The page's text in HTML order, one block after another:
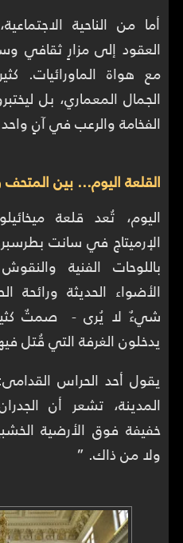
أما من الناحية
العقود إلى مزارٍ ثقافي
مع هواة الماورائيات.
الجمال المعماري، بل
الفخامة والرعب في آنٍ
القلعة اليوم… بين
اليوم، تُعد قلعة
الإرميتاج في سانت
باللوحات الفنية
الأضواء الحديثة ورائحة
شيءٌ لا يُرى - صمتٌ
يدخلون الغرفة التي قُتل
يقول أحد الحراس
المدينة، تشعر أن
خفيفة فوق الأرضية
ولا من ذاك. ”